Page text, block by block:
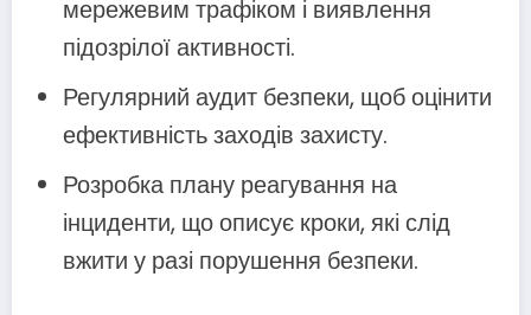
мережевим трафіком і виявлення
підозрілої активності.
Регулярний аудит безпеки, щоб оцінити
ефективність заходів захисту.
Розробка плану реагування на
інциденти, що описує кроки, які слід
вжити у разі порушення безпеки.